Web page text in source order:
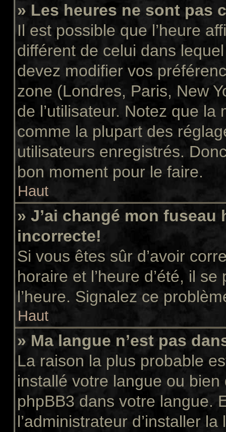
» Les heures ne sont pas
Il est possible que l’heure
différent de celui dans
devez modifier vos
zone (Londres, Paris, New
de l’utilisateur. Notez que
comme la plupart des
utilisateurs enregistrés.
bon moment pour le faire.
Haut
» J’ai changé mon fuseau
incorrecte!
Si vous êtes sûr d’avoir
horaire et l’heure d’été, il
l’heure. Signalez ce
Haut
» Ma langue n’est pas
La raison la plus probable
installé votre langue ou
phpBB3 dans votre langue.
l’administrateur d’installer